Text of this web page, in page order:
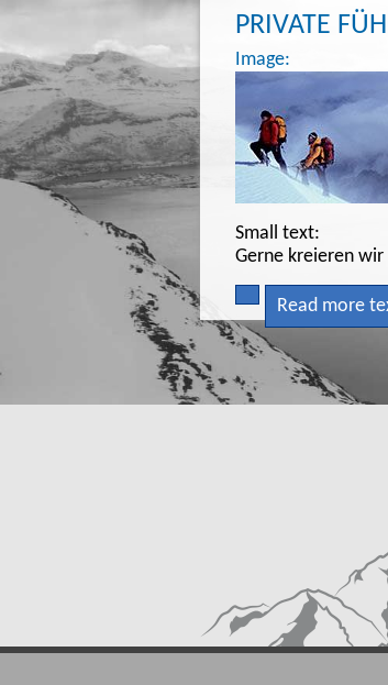
PRIVATE
Image:
Small text:
Gerne kreieren wir
Read more